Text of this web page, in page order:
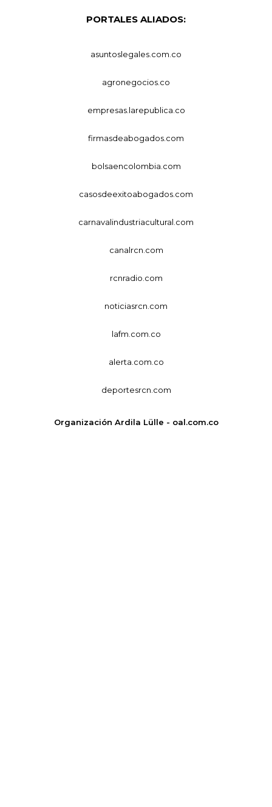
PORTALES ALIADOS:
asuntoslegales.com.co
agronegocios.co
empresas.larepublica.co
firmasdeabogados.com
bolsaencolombia.com
casosdeexitoabogados.com
carnavalindustriacultural.com
canalrcn.com
rcnradio.com
noticiasrcn.com
lafm.com.co
alerta.com.co
deportesrcn.com
Organización Ardila Lülle - oal.com.co